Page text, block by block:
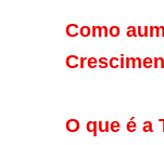
Como
O que é a